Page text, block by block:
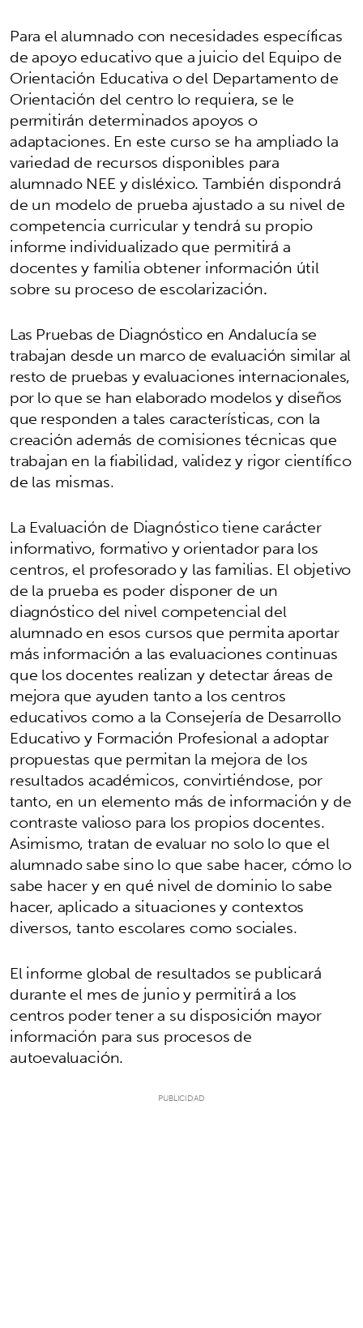
Para el alumnado con necesidades específicas
de apoyo educativo que a juicio del Equipo de
Orientación Educativa o del Departamento de
Orientación del centro lo requiera, se le
permitirán determinados apoyos o
adaptaciones. En este curso se ha ampliado la
variedad de recursos disponibles para
alumnado NEE y disléxico. También dispondrá
de un modelo de prueba ajustado a su nivel de
competencia curricular y tendrá su propio
informe individualizado que permitirá a
docentes y familia obtener información útil
sobre su proceso de escolarización.
Las Pruebas de Diagnóstico en Andalucía se
trabajan desde un marco de evaluación similar al
resto de pruebas y evaluaciones internacionales,
por lo que se han elaborado modelos y diseños
que responden a tales características, con la
creación además de comisiones técnicas que
trabajan en la fiabilidad, validez y rigor científico
de las mismas.
La Evaluación de Diagnóstico tiene carácter
informativo, formativo y orientador para los
centros, el profesorado y las familias. El objetivo
de la prueba es poder disponer de un
diagnóstico del nivel competencial del
alumnado en esos cursos que permita aportar
más información a las evaluaciones continuas
que los docentes realizan y detectar áreas de
mejora que ayuden tanto a los centros
educativos como a la Consejería de Desarrollo
Educativo y Formación Profesional a adoptar
propuestas que permitan la mejora de los
resultados académicos, convirtiéndose, por
tanto, en un elemento más de información y de
contraste valioso para los propios docentes.
Asimismo, tratan de evaluar no solo lo que el
alumnado sabe sino lo que sabe hacer, cómo lo
sabe hacer y en qué nivel de dominio lo sabe
hacer, aplicado a situaciones y contextos
diversos, tanto escolares como sociales.
El informe global de resultados se publicará
durante el mes de junio y permitirá a los
centros poder tener a su disposición mayor
información para sus procesos de
autoevaluación.